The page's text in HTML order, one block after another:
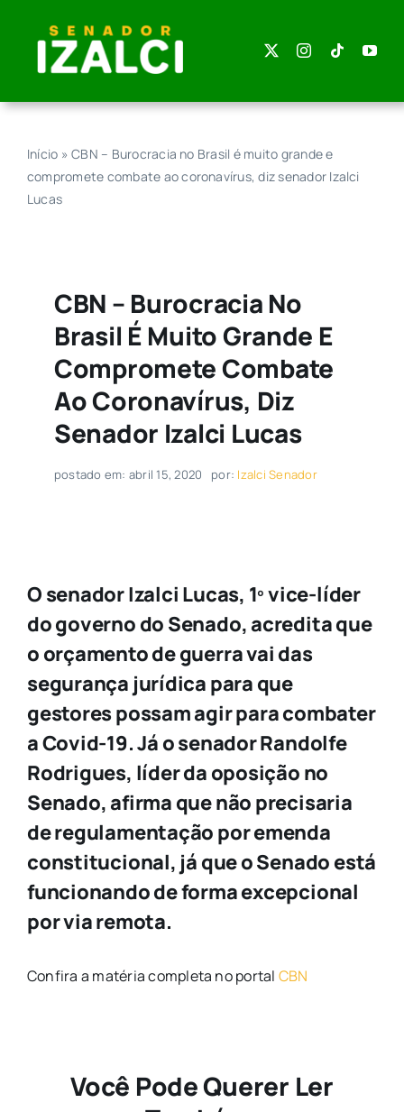
content
Início »CBN – Burocracia no Brasil é muito grande e
compromete combate ao coronavírus, diz senador Izalci
Lucas
CBN – Burocracia No
Brasil É Muito Grande E
Compromete Combate
Ao Coronavírus, Diz
Senador Izalci Lucas
postado em: abril 15, 2020 por: Izalci Senador
O senador Izalci Lucas, 1º vice-líder
do governo do Senado, acredita que
o orçamento de guerra vai das
segurança jurídica para que
gestores possam agir para combater
a Covid-19. Já o senador Randolfe
Rodrigues, líder da oposição no
Senado, afirma que não precisaria
de regulamentação por emenda
constitucional, já que o Senado está
funcionando de forma excepcional
por via remota.
Confira a matéria completa no portal CBN
Você Pode Querer Ler